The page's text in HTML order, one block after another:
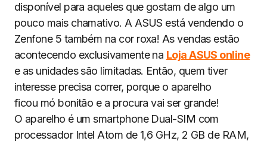
disponível para aqueles que gostam de algo um
pouco mais chamativo. A ASUS está vendendo o
Zenfone 5 também na cor roxa! As vendas estão
acontecendo exclusivamente na Loja ASUS online
e as unidades são limitadas. Então, quem tiver
interesse precisa correr, porque o aparelho
ficou mó bonitão e a procura vai ser grande!
O aparelho é um smartphone Dual-SIM com
processador Intel Atom de 1,6 GHz, 2 GB de RAM,